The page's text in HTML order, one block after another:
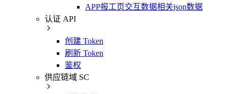
APP报工页交互数据相关json数据
认证 API
创建 Token
刷新 Token
鉴权
供应链域 SC